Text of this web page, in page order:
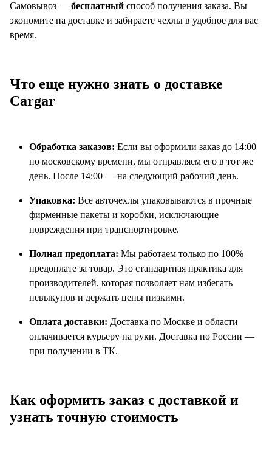
Самовывоз — бесплатный способ получения заказа. Вы
экономите на доставке и забираете чехлы в удобное для вас
время.
Что еще нужно знать о доставке
Cargar
Обработка заказов: Если вы оформили заказ до 14:00
по московскому времени, мы отправляем его в тот же
день. После 14:00 — на следующий рабочий день.
Упаковка: Все авточехлы упаковываются в прочные
фирменные пакеты и коробки, исключающие
повреждения при транспортировке.
Полная предоплата: Мы работаем только по 100%
предоплате за товар. Это стандартная практика для
производителей, которая позволяет нам избегать
невыкупов и держать цены низкими.
Оплата доставки: Доставка по Москве и области
оплачивается курьеру на руки. Доставка по России —
при получении в ТК.
Как оформить заказ с доставкой и
узнать точную стоимость